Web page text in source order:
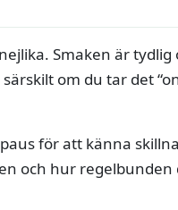
Smaken är tydlig
om du tar det
för att känna
och hur regelbunden